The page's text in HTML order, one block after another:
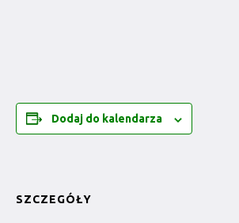
Dodaj do kalendarza
SZCZEGÓŁY